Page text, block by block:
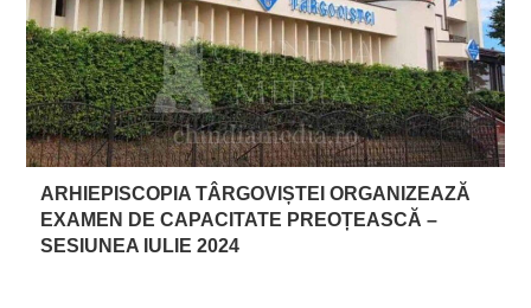
ARHIEPISCOPIA TÂRGOVIȘTEI ORGANIZEAZĂ
EXAMEN DE CAPACITATE PREOȚEASCĂ –
SESIUNEA IULIE 2024